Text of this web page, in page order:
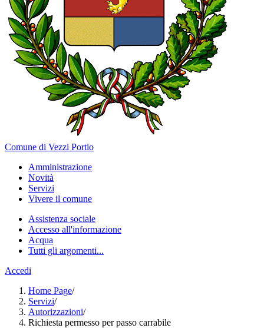
Comune di Vezzi Portio
Amministrazione
Novità
Servizi
Vivere il comune
Assistenza sociale
Accesso all'informazione
Acqua
Tutti gli argomenti...
Accedi
Home Page/
Servizi/
Autorizzazioni/
Richiesta permesso per passo carrabile